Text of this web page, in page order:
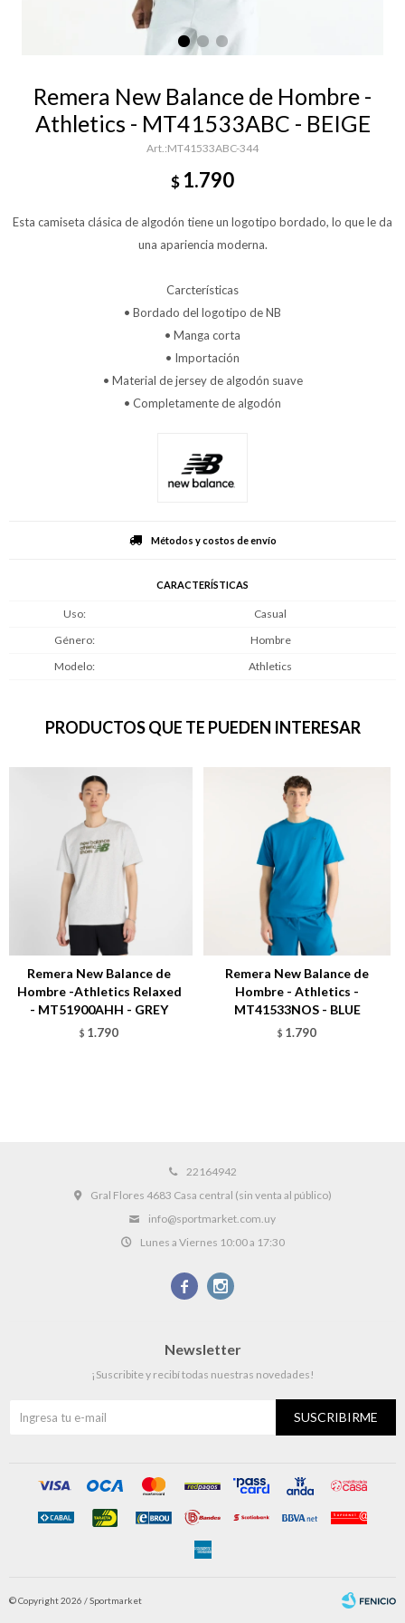
Remera New Balance de Hombre -
Athletics - MT41533ABC - BEIGE
MT41533ABC-344
$ 1.790
Esta camiseta clásica de algodón tiene un logotipo bordado, lo que le da
una apariencia moderna.
Carcterísticas
• Bordado del logotipo de NB
• Manga corta
• Importación
• Material de jersey de algodón suave
• Completamente de algodón
Métodos y costos de envío
CARACTERÍSTICAS
Uso
Casual
Género
Hombre
Modelo
Athletics
PRODUCTOS QUE TE PUEDEN INTERESAR
Remera New Balance de
Hombre -Athletics Relaxed
- MT51900AHH - GREY
$ 1.790
Remera New Balance de
Hombre - Athletics -
MT41533NOS - BLUE
$ 1.790
22164942
Gral Flores 4683 Casa central (sin venta al público)
info@sportmarket.com.uy
Lunes a Viernes 10:00 a 17:30
 
Newsletter
¡Suscribite y recibí todas nuestras novedades!
SUSCRIBIRME
© Copyright 2026 / Sportmarket